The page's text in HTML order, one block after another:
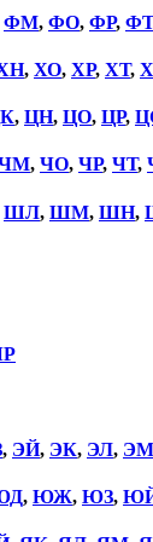
ФМ, ФО, ФР, ФТ
, ХО, ХР, ХТ,
, ЦН, ЦО, ЦР,
, ЧО, ЧР, ЧТ,
ШЛ, ШМ, ШН,
, ЭЙ, ЭК, ЭЛ, ЭМ
, ЮЖ, ЮЗ,